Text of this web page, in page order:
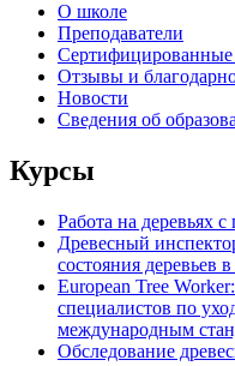
О школе
Преподаватели
Отзывы и
Новости
Сведения об
Курсы
Работа на деревьях
Древесный
состояния деревьев
European Tree
специалистов по
международным
Обследование